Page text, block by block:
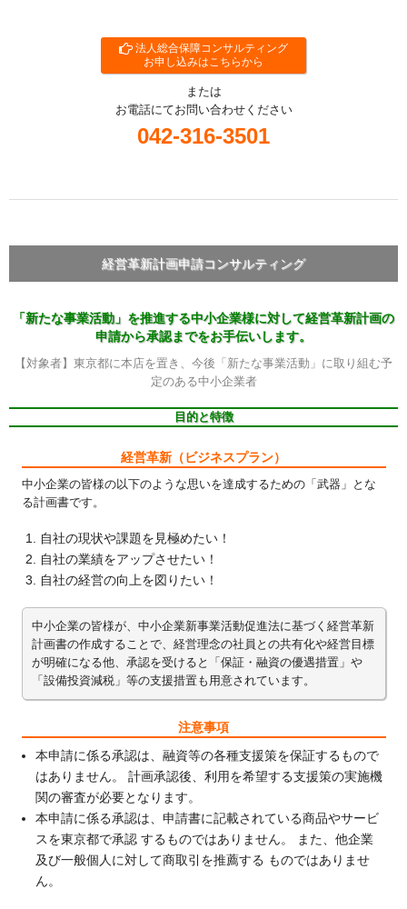
法人総合保障コンサルティング
お申し込みはこちらから
または
お電話にてお問い合わせください
042-316-3501
経営革新計画申請コンサルティング
「新たな事業活動」を推進する中小企業様に対して経営革新計画の
申請から承認までをお手伝いします。
【対象者】東京都に本店を置き、今後「新たな事業活動」に取り組む予
定のある中小企業者
目的と特徴
経営革新（ビジネスプラン）
中小企業の皆様の以下のような思いを達成するための「武器」とな
る計画書です。
自社の現状や課題を見極めたい！
自社の業績をアップさせたい！
自社の経営の向上を図りたい！
中小企業の皆様が、中小企業新事業活動促進法に基づく経営革新
計画書の作成することで、経営理念の社員との共有化や経営目標
が明確になる他、承認を受けると「保証・融資の優遇措置」や
「設備投資減税」等の支援措置も用意されています。
注意事項
本申請に係る承認は、融資等の各種支援策を保証するもので
はありません。 計画承認後、利用を希望する支援策の実施機
関の審査が必要となります。
本申請に係る承認は、申請書に記載されている商品やサービ
スを東京都で承認 するものではありません。 また、他企業
及び一般個人に対して商取引を推薦する ものではありませ
ん。